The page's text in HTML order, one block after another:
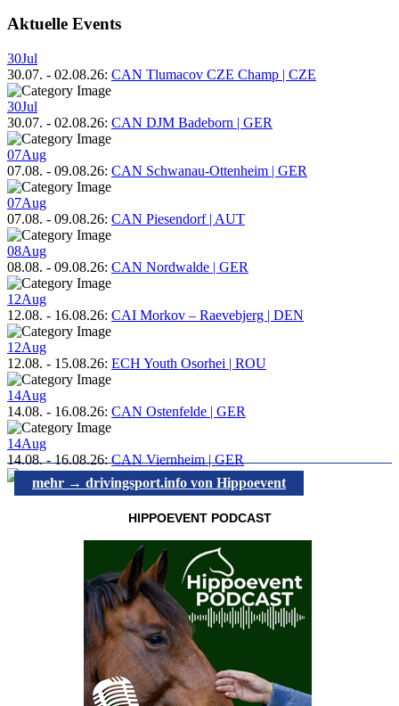
Aktuelle Events
30Jul
30.07. - 02.08.26: CAN Tlumacov CZE Champ | CZE
30Jul
30.07. - 02.08.26: CAN DJM Badeborn | GER
07Aug
07.08. - 09.08.26: CAN Schwanau-Ottenheim | GER
07Aug
07.08. - 09.08.26: CAN Piesendorf | AUT
08Aug
08.08. - 09.08.26: CAN Nordwalde | GER
12Aug
12.08. - 16.08.26: CAI Morkov – Raevebjerg | DEN
12Aug
12.08. - 15.08.26: ECH Youth Osorhei | ROU
14Aug
14.08. - 16.08.26: CAN Ostenfelde | GER
14Aug
14.08.-16.08.26:CAN Viernheim | GER
mehr → drivingsport.info von Hippoevent
HIPPOEVENT PODCAST